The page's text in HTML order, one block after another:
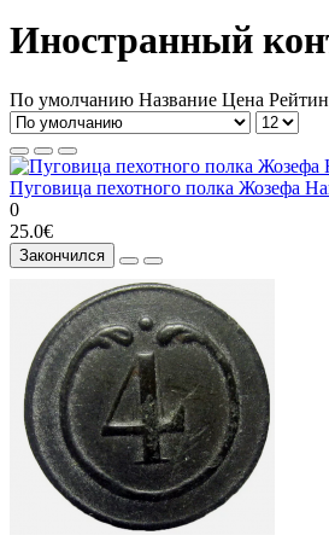
Иностранный
По умолчанию Название Цена
Пуговица пехотного полка Жозефа
0
25.0€
Закончился